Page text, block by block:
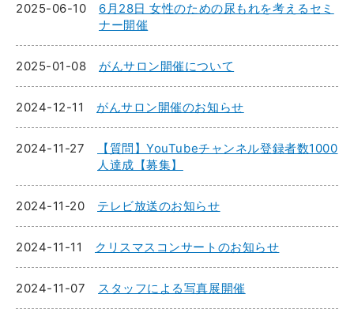
2025-06-10
6月28日 女性のための尿もれを考えるセミ
ナー開催
2025-01-08 がんサロン開催について
2024-12-11 がんサロン開催のお知らせ
2024-11-27
【質問】YouTubeチャンネル登録者数1000
人達成【募集】
2024-11-20 テレビ放送のお知らせ
2024-11-11 クリスマスコンサートのお知らせ
2024-11-07 スタッフによる写真展開催